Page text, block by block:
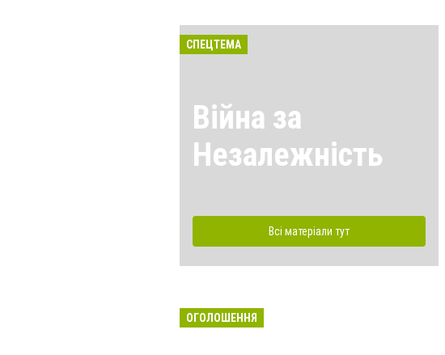
СПЕЦТЕМА
Війна за
Незалежність
Всі матеріали тут
ОГОЛОШЕННЯ